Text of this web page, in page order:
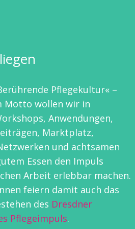
Pflegekultur« –
Motto wollen wir in
Anwendungen,
Marktplatz,
und achtsamen
Essen den Impuls
Arbeit erlebbar machen.
feiern damit auch das
des Dresdner
Pflegeimpuls.